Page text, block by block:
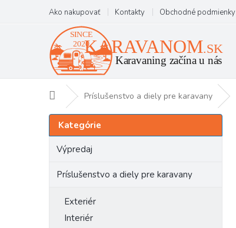
obsah
Ako nakupovať Kontakty Obchodné podmienky
DomovPríslušenstvo a diely pre karavany
B
o
Preskočiť
kategórie
Kategórie
Výpredaj
Príslušenstvo a diely pre karavany
Exteriér
Interiér